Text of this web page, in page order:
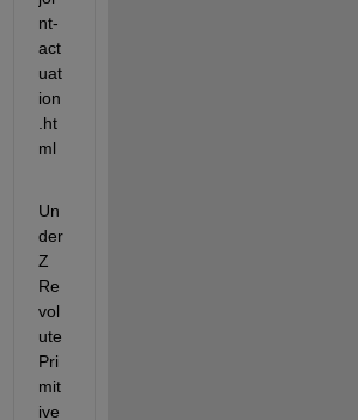
nt-
act
uat
ion
.ht
ml
Un
der
Z
Re
vol
ute
Pri
mit
ive